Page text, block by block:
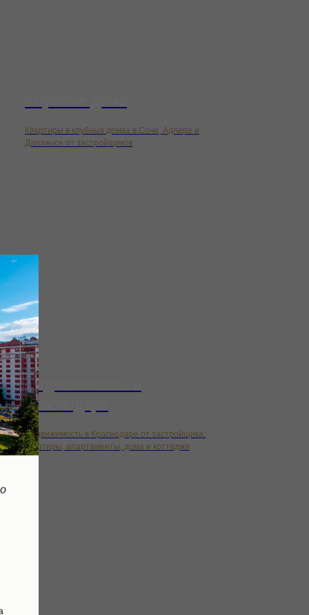
Квартиры в клубных домах в Сочи, Адлере и
Дагомысе от застройщиков
Недвижимость в
Краснодаре
Недвижимость в Краснодаре от застройщика:
квартиры, апартаменты, дома и коттеджи